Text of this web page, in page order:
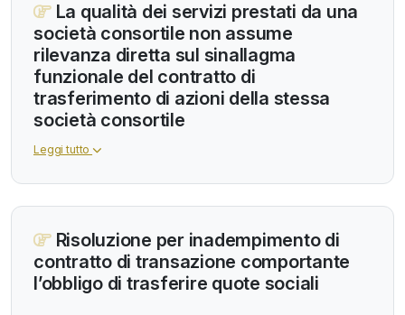
La qualità dei servizi prestati da una
società consortile non assume
rilevanza diretta sul sinallagma
funzionale del contratto di
trasferimento di azioni della stessa
società consortile
Leggi tutto
Risoluzione per inadempimento di
contratto di transazione comportante
l’obbligo di trasferire quote sociali